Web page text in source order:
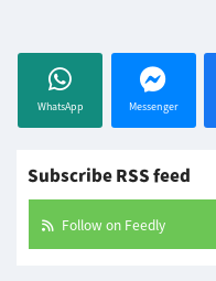
WhatsApp Messenger
Subscribe RSS feed
Follow on Feedly